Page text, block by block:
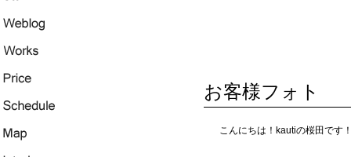
お客様フォト
こんにちは！kautiの桜田です